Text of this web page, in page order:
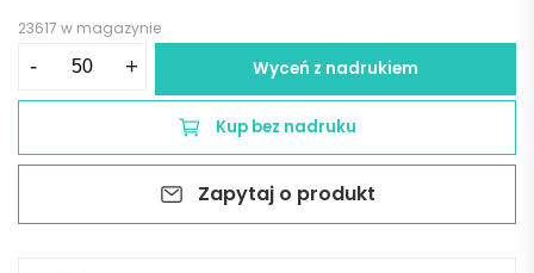
23617 w magazynie
-
LANY
niebieska
+ Wyceń z nadrukiem
Kup bez nadruku
Zapytaj o produkt